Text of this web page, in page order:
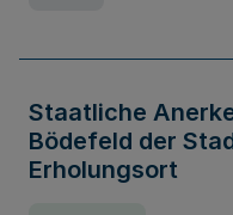
Staatliche
Bödefeld der
Erholungsort